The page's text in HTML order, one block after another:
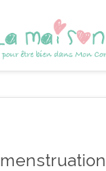
menstruation